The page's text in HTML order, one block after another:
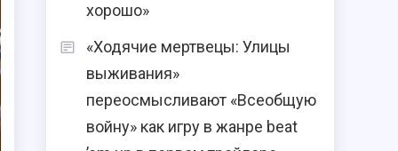
хорошо»
«Ходячие мертвецы: Улицы
выживания»
переосмысливают «Всеобщую
войну» как игру в жанре beat